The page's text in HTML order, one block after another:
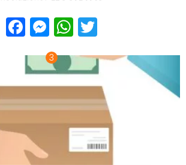
Facebook
Messenger
WhatsApp